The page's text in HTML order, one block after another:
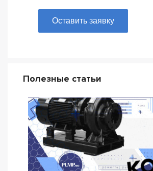
Оставить заявку
Полезные статьи